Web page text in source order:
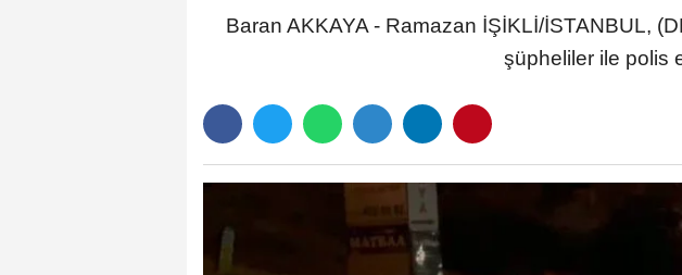
Baran AKKAYA - Ramazan İŞİKLİ/İSTANBUL,
şüpheliler ile polis